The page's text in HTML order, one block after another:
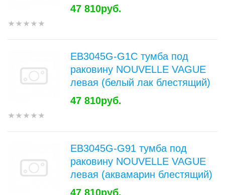
47 810руб.
EB3045G-G1C тумба под
раковину NOUVELLE VAGUE
левая (белый лак блестящий)
47 810руб.
EB3045G-G91 тумба под
раковину NOUVELLE VAGUE
левая (аквамарин блестящий)
47 810руб.